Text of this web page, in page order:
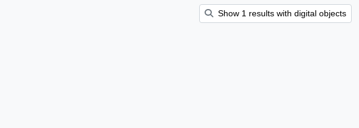
Show 1 results with digital objects